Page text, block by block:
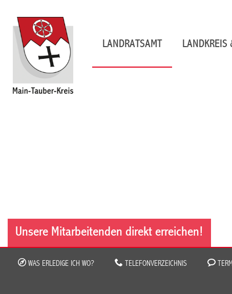
LANDRATSAMT LANDKREIS
Unsere Mitarbeitenden direkt erreichen!
WAS ERLEDIGE ICH WO? TELEFONVERZEICHNIS